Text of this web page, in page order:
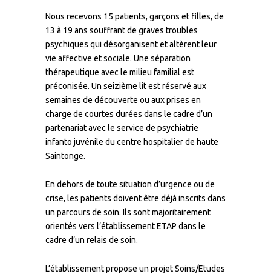
Nous recevons 15 patients, garçons et filles, de
13 à 19 ans souffrant de graves troubles
psychiques qui désorganisent et altèrent leur
vie affective et sociale. Une séparation
thérapeutique avec le milieu familial est
préconisée. Un seizième lit est réservé aux
semaines de découverte ou aux prises en
charge de courtes durées dans le cadre d’un
partenariat avec le service de psychiatrie
infanto juvénile du centre hospitalier de haute
Saintonge.
En dehors de toute situation d’urgence ou de
crise, les patients doivent être déjà inscrits dans
un parcours de soin. Ils sont majoritairement
orientés vers l’établissement ETAP dans le
cadre d’un relais de soin.
L’établissement propose un projet Soins/Etudes